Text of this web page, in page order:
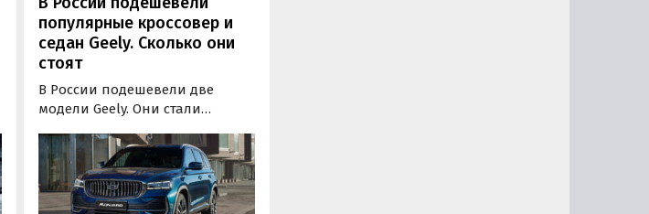
популярные кроссовер и
седан Geely. Сколько они
стоят
В России подешевели две
модели Geely. Они стали
увеличению размера прямых
скидок, выяснили
«Автоновости дня» в ходе
регулярного мониторинга